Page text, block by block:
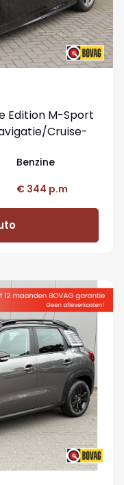
Edition M-Sport
Cruise-
Benzine
€ 344 p.m